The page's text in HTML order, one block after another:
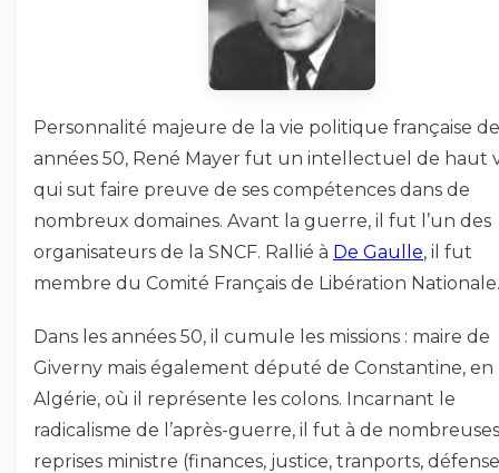
Personnalité majeure de la vie politique française
années 50, René Mayer fut un intellectuel de haut
qui sut faire preuve de ses compétences dans de
nombreux domaines. Avant la guerre, il fut l’un des
organisateurs de la SNCF. Rallié à De Gaulle, il fut
membre du Comité Français de Libération Nationale.
Dans les années 50, il cumule les missions : maire de
Giverny mais également député de Constantine, en
Algérie, où il représente les colons. Incarnant le
radicalisme de l’après-guerre, il fut à de nombreuses
reprises ministre (finances, justice, tranports,